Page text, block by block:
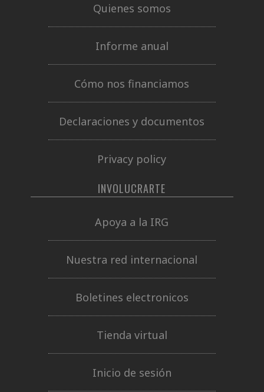
Quienes somos
Informe anual
Cómo nos financiamos
Declaraciones y documentos
Privacy policy
INVOLUCRARTE
Apoya a la IRG
Nuestra red internacional
Boletines electronicos
Tienda virtual
Inicio de sesión